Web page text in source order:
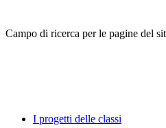
Campo di ricerca per le pagine del
I progetti delle classi